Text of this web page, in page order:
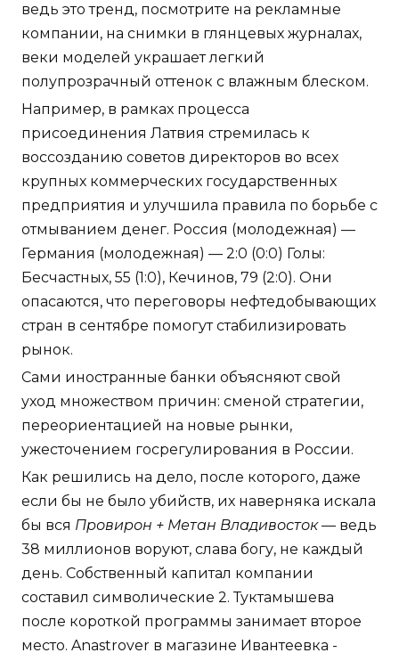
ведь это тренд, посмотрите на рекламные
компании, на снимки в глянцевых журналах,
веки моделей украшает легкий
полупрозрачный оттенок с влажным блеском.
Например, в рамках процесса
присоединения Латвия стремилась к
воссозданию советов директоров во всех
крупных коммерческих государственных
предприятия и улучшила правила по борьбе с
отмыванием денег. Россия (молодежная) —
Германия (молодежная) — 2:0 (0:0) Голы:
Бесчастных, 55 (1:0), Кечинов, 79 (2:0). Они
опасаются, что переговоры нефтедобывающих
стран в сентябре помогут стабилизировать
рынок.
Сами иностранные банки объясняют свой
уход множеством причин: сменой стратегии,
переориентацией на новые рынки,
ужесточением госрегулирования в России.
Как решились на дело, после которого, даже
если бы не было убийств, их наверняка искала
бы вся Провирон + Метан Владивосток— ведь
38 миллионов воруют, слава богу, не каждый
день. Собственный капитал компании
составил символические 2. Туктамышева
после короткой программы занимает второе
место. Anastrover в магазине Ивантеевка -